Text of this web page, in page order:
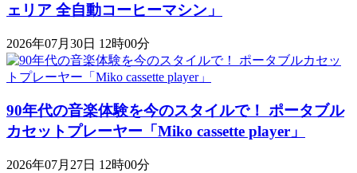
ェリア 全自動コーヒーマシン」
2026年07月30日 12時00分
90年代の音楽体験を今のスタイルで！ ポータブル
カセットプレーヤー「Miko cassette player」
2026年07月27日 12時00分